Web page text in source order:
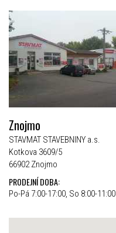
Znojmo
STAVMAT STAVEBNINY a.s.
Kotkova 3609/5
66902 Znojmo
PRODEJNÍ DOBA:
Po-Pá 7:00-17:00, So 8:00-11:00